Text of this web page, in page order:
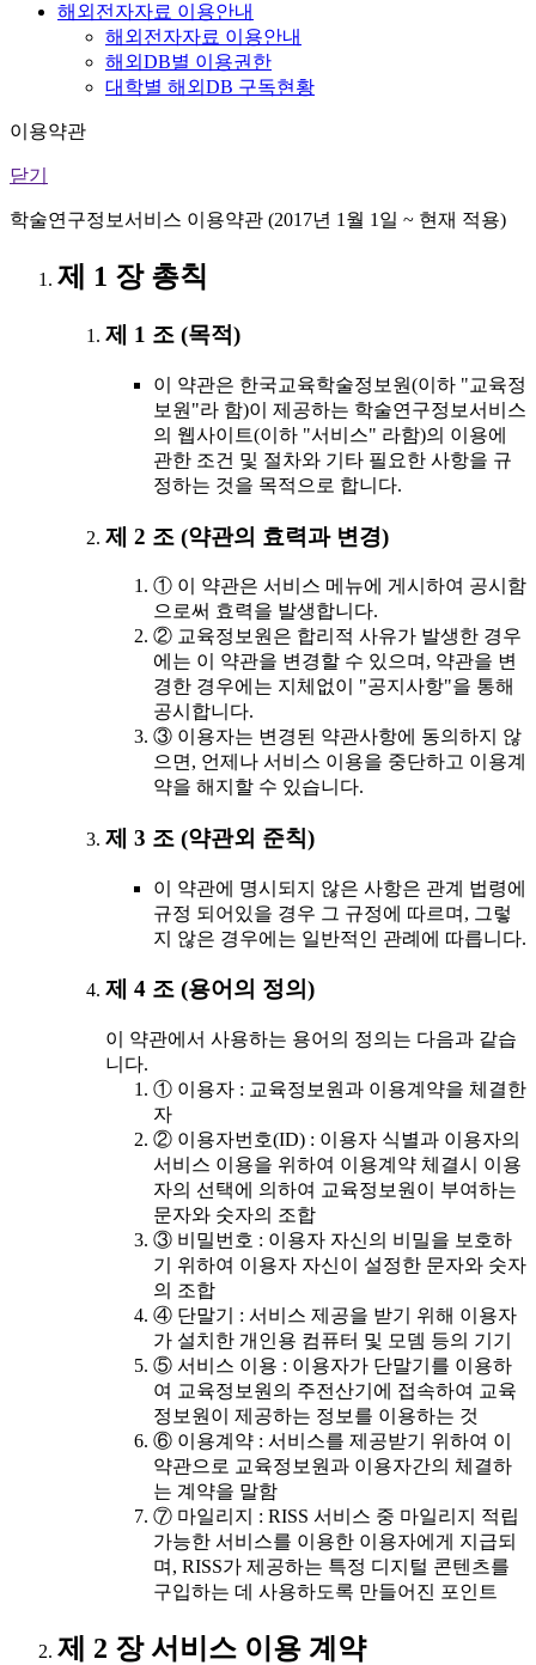
해외전자자료 이용안내
해외전자자료 이용안내
해외DB별 이용권한
대학별 해외DB 구독현황
이용약관
닫기
학술연구정보서비스 이용약관 (2017년 1월 1일 ~ 현재 적용)
제 1 장 총칙
제 1 조 (목적)
이 약관은 한국교육학술정보원(이하 "교육정
보원"라 함)이 제공하는 학술연구정보서비스
의 웹사이트(이하 "서비스" 라함)의 이용에
관한 조건 및 절차와 기타 필요한 사항을 규
정하는 것을 목적으로 합니다.
제 2 조 (약관의 효력과 변경)
① 이 약관은 서비스 메뉴에 게시하여 공시함
으로써 효력을 발생합니다.
② 교육정보원은 합리적 사유가 발생한 경우
에는 이 약관을 변경할 수 있으며, 약관을 변
경한 경우에는 지체없이 "공지사항"을 통해
공시합니다.
③ 이용자는 변경된 약관사항에 동의하지 않
으면, 언제나 서비스 이용을 중단하고 이용계
약을 해지할 수 있습니다.
제 3 조 (약관외 준칙)
이 약관에 명시되지 않은 사항은 관계 법령에
규정 되어있을 경우 그 규정에 따르며, 그렇
지 않은 경우에는 일반적인 관례에 따릅니다.
제 4 조 (용어의 정의)
이 약관에서 사용하는 용어의 정의는 다음과 같습
니다.
① 이용자 : 교육정보원과 이용계약을 체결한
자
② 이용자번호(ID) : 이용자 식별과 이용자의
서비스 이용을 위하여 이용계약 체결시 이용
자의 선택에 의하여 교육정보원이 부여하는
문자와 숫자의 조합
③ 비밀번호 : 이용자 자신의 비밀을 보호하
기 위하여 이용자 자신이 설정한 문자와 숫자
의 조합
④ 단말기 : 서비스 제공을 받기 위해 이용자
가 설치한 개인용 컴퓨터 및 모뎀 등의 기기
⑤ 서비스 이용 : 이용자가 단말기를 이용하
여 교육정보원의 주전산기에 접속하여 교육
정보원이 제공하는 정보를 이용하는 것
⑥ 이용계약 : 서비스를 제공받기 위하여 이
약관으로 교육정보원과 이용자간의 체결하
는 계약을 말함
⑦ 마일리지 : RISS 서비스 중 마일리지 적립
가능한 서비스를 이용한 이용자에게 지급되
며, RISS가 제공하는 특정 디지털 콘텐츠를
구입하는 데 사용하도록 만들어진 포인트
제 2 장 서비스 이용 계약